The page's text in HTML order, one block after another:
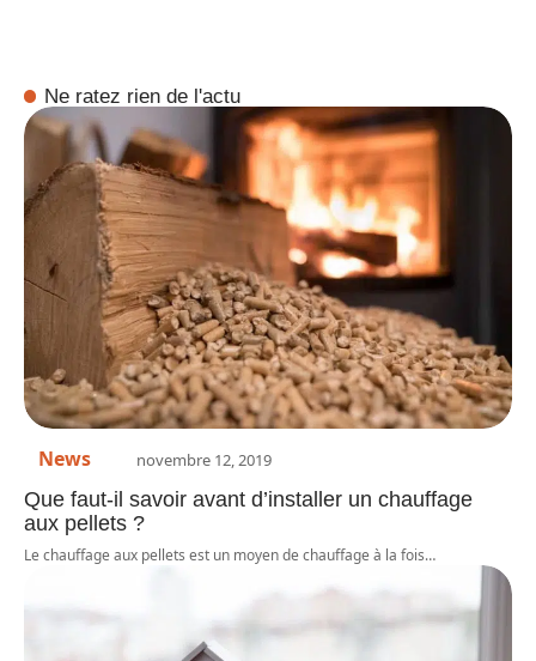
Ne ratez rien de l'actu
News novembre 12, 2019
Que faut-il savoir avant d’installer un chauffage
aux pellets ?
Le chauffage aux pellets est un moyen de chauffage à la fois…